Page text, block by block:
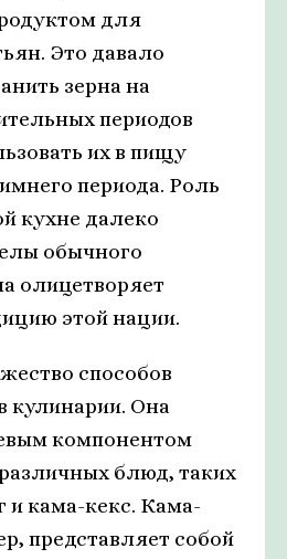
для
Это давало
зерна на
периодов
их в пищу
периода. Роль
кухне далеко
обычного
олицетворяет
этой нации.
способов
кулинарии. Она
компонентом
блюд, таких
и кама-кекс. Кама-
представляет собой